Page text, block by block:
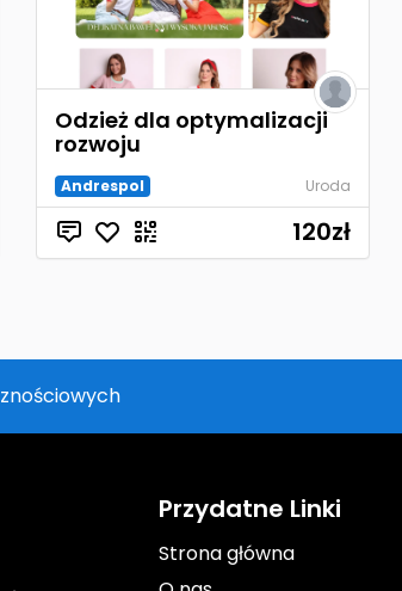
Odzież dla optymalizacji
rozwoju
Andrespol Uroda
120zł
Przydatne Linki
Strona główna